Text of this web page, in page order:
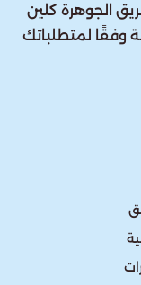
الجوهرة كلين
وفقًا لمتطلباتك